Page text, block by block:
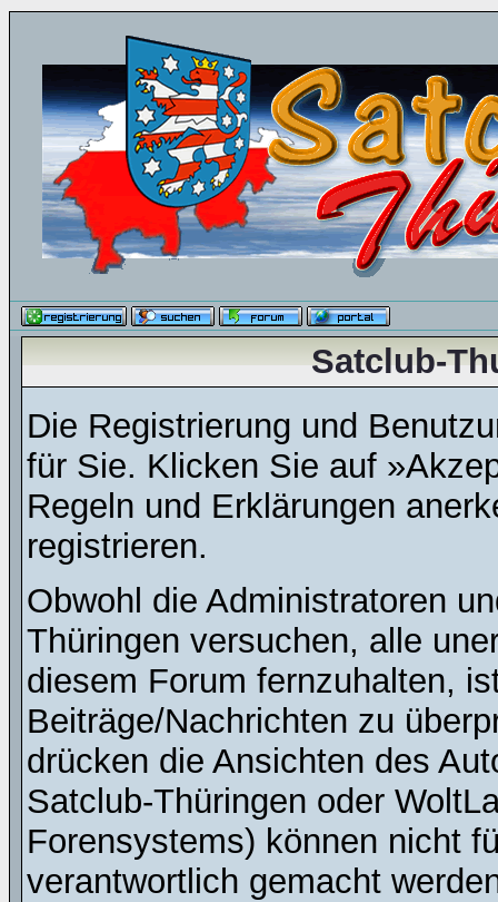
Satclub-
Die Registrierung und
für Sie. Klicken Sie auf
Regeln und Erklärungen
registrieren.
Obwohl die Administratoren
Thüringen versuchen, alle
diesem Forum fernzuhalten,
Beiträge/Nachrichten zu
drücken die Ansichten des
Satclub-Thüringen oder
Forensystems) können nicht
verantwortlich gemacht